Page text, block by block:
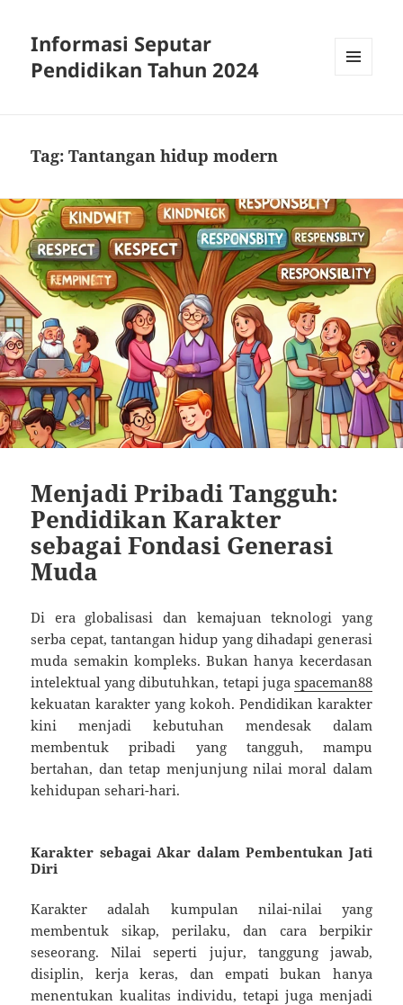
Informasi Seputar
Pendidikan Tahun 2024
Tag:Tantangan hidup modern
Menjadi Pribadi Tangguh:
Pendidikan Karakter
sebagai Fondasi Generasi
Muda
Di era globalisasi dan kemajuan teknologi yang
serba cepat, tantangan hidup yang dihadapi generasi
muda semakin kompleks. Bukan hanya kecerdasan
intelektual yang dibutuhkan, tetapi juga spaceman88
kekuatan karakter yang kokoh. Pendidikan karakter
kini menjadi kebutuhan mendesak dalam
membentuk pribadi yang tangguh, mampu
bertahan, dan tetap menjunjung nilai moral dalam
kehidupan sehari-hari.
Karakter sebagai Akar dalam Pembentukan Jati
Diri
Karakter adalah kumpulan nilai-nilai yang
membentuk sikap, perilaku, dan cara berpikir
seseorang. Nilai seperti jujur, tanggung jawab,
disiplin, kerja keras, dan empati bukan hanya
menentukan kualitas individu, tetapi juga menjadi